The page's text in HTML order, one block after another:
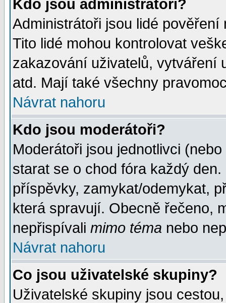
Kdo jsou administrátoři?
Administrátoři jsou lidé
Tito lidé mohou kontrolovat
zakazování uživatelů, vytváření
atd. Mají také všechny
Návrat nahoru
Kdo jsou moderátoři?
Moderátoři jsou jednotlivci
starat se o chod fóra každý
příspěvky, zamykat/odemykat,
která spravují. Obecně řečeno,
nepřispívali mimo téma nebo
Návrat nahoru
Co jsou uživatelské skupiny?
Uživatelské skupiny jsou